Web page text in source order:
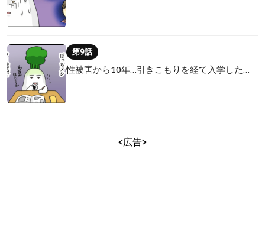
第9話
性被害から10年…引きこもりを経て入学した…
<広告>